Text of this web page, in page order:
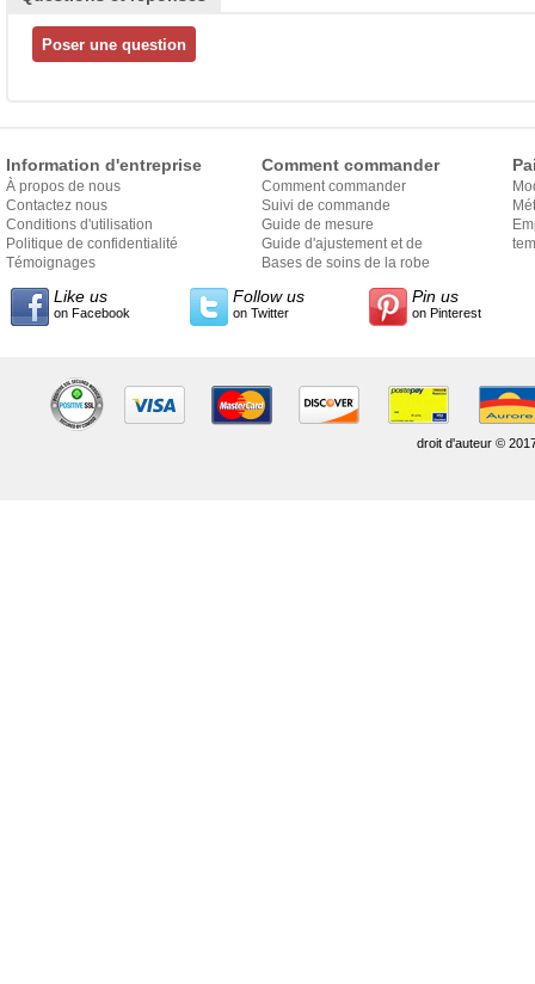
Information d'entreprise
À propos de nous
Contactez nous
Conditions d'utilisation
Politique de confidentialité
Témoignages
Comment commander
Comment commander
Suivi de commande
Guide de mesure
Guide d'ajustement et de
style
Bases de soins de la robe
Like us
on Facebook
Follow us
on Twitter
Pin us
on Pinterest
droit d'auteur ©